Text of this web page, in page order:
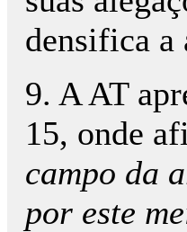
densifica a
9. A AT
15, onde
campo da
por este